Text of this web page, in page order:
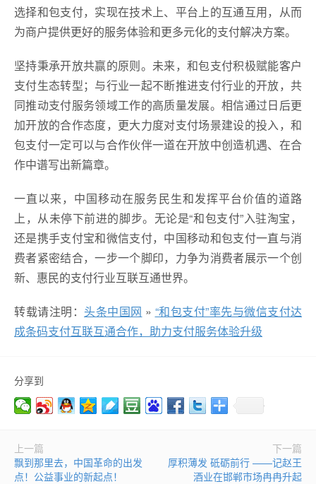
选择和包支付，实现在技术上、平台上的互通互用，从而
为商户提供更好的服务体验和更多元化的支付解决方案。
坚持秉承开放共赢的原则。未来，和包支付积极赋能客户
支付生态转型；与行业一起不断推进支付行业的开放，共
同推动支付服务领域工作的高质量发展。相信通过日后更
加开放的合作态度，更大力度对支付场景建设的投入，和
包支付一定可以与合作伙伴一道在开放中创造机遇、在合
作中谱写出新篇章。
一直以来，中国移动在服务民生和发挥平台价值的道路
上，从未停下前进的脚步。无论是“和包支付”入驻淘宝，
还是携手支付宝和微信支付，中国移动和包支付一直与消
费者紧密结合，一步一个脚印，力争为消费者展示一个创
新、惠民的支付行业互联互通世界。
转载请注明： 头条中国网 » “和包支付”率先与微信支付达
成条码支付互联互通合作，助力支付服务体验升级
分享到
上一篇
飘到那里去，中国革命的出发
点！公益事业的新起点！
下一篇
厚积薄发 砥砺前行 ——记赵王
酒业在邯郸市场冉冉升起